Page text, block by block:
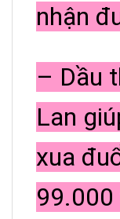
nhận
– Dầu
Lan
xua
99.000